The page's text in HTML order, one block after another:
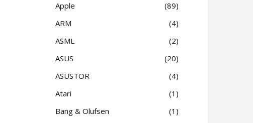
Apple
89
ARM
4
ASML
2
ASUS
20
ASUSTOR
4
Atari
1
Bang & Olufsen
1